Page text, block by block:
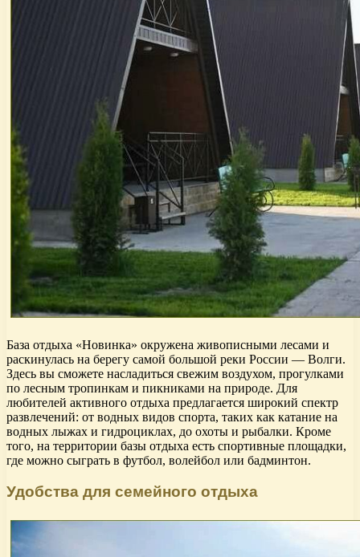
База отдыха «Новинка» окружена живописными лесами и
раскинулась на берегу самой большой реки России — Волги.
Здесь вы сможете насладиться свежим воздухом, прогулками
по лесным тропинкам и пикниками на природе. Для
любителей активного отдыха предлагается широкий спектр
развлечений: от водных видов спорта, таких как катание на
водных лыжах и гидроциклах, до охоты и рыбалки. Кроме
того, на территории базы отдыха есть спортивные площадки,
где можно сыграть в футбол, волейбол или бадминтон.
Удобства для семейного отдыха